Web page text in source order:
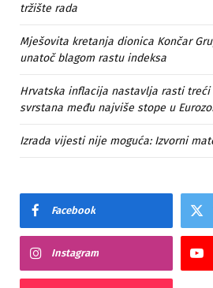
tržište rada
Mješovita kretanja dionica Končar
unatoč blagom rastu indeksa
Hrvatska inflacija nastavlja rasti treći
svrstana među najviše stope u
Izrada vijesti nije moguća: Izvorni
Facebook
Instagram